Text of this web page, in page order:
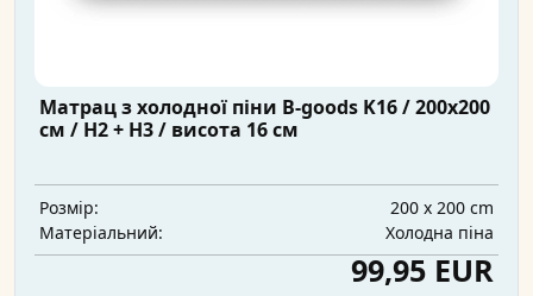
Матрац з холодної піни B-goods K16 / 200x200
см / H2 + H3 / висота 16 см
Розмір:
200 x 200 cm
Матеріальний:
Холодна піна
99,95 EUR